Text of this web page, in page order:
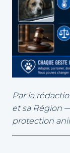
Par la
et sa Région
protection